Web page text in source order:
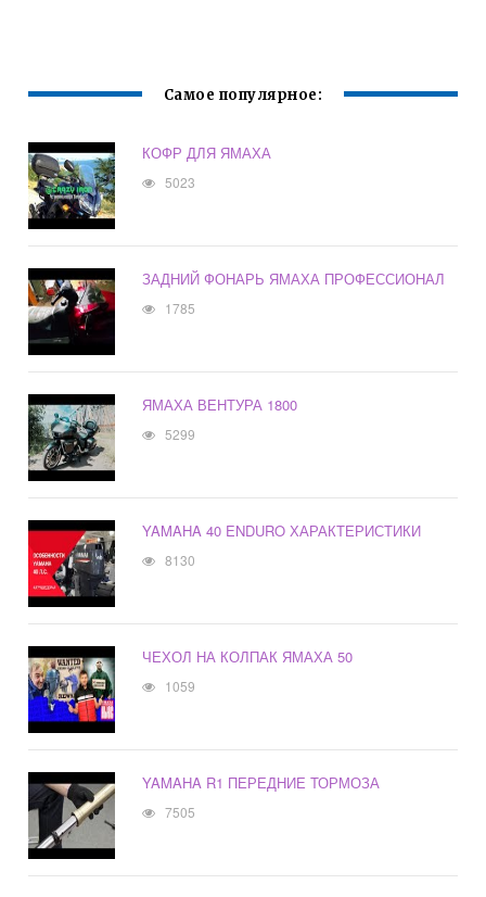
Самое популярное:
КОФР ДЛЯ ЯМАХА
5023
ЗАДНИЙ ФОНАРЬ ЯМАХА ПРОФЕССИОНАЛ
1785
ЯМАХА ВЕНТУРА 1800
5299
YAMAHA 40 ENDURO ХАРАКТЕРИСТИКИ
8130
ЧЕХОЛ НА КОЛПАК ЯМАХА 50
1059
YAMAHA R1 ПЕРЕДНИЕ ТОРМОЗА
7505